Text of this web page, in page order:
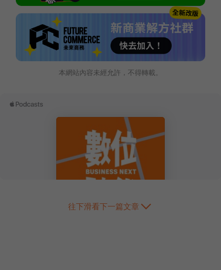
本網站內容未經允許，不得轉載。
往下滑看下一篇文章